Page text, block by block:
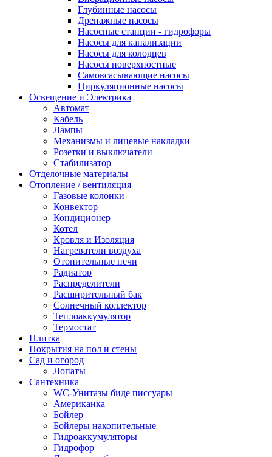
Глубинные насосы
Дренажные насосы
Насосные станции - гидрофоры
Насосы для канализации
Насосы для колодцев
Насосы поверхностные
Самовсасывающие насосы
Циркуляционные насосы
Освещение и Электрика
Автомат
Кабель
Лампы
Механизмы и лицевые накладки
Розетки и выключатели
Стабилизатор
Отделочные материалы
Отопление / вентиляция
Газовые колонки
Конвектор
Кондиционер
Котел
Кровля и Изоляция
Нагреватели воздуха
Отопительные печи
Радиатор
Распределители
Расширительный бак
Солнечный коллектор
Теплоаккумулятор
Термостат
Плитка
Покрытия на пол и стены
Сад и огород
Лопаты
Сантехника
WC-Унитазы биде писсуары
Американка
Бойлер
Бойлеры накопительные
Гидроаккумуляторы
Гидрофор